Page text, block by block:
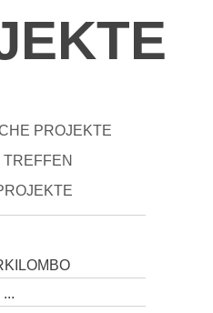
PROJEKTE
TREFFEN
...